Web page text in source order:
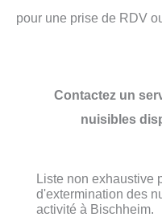
pour une prise de RDV
Contactez un
nuisibles
Liste non exhaustive
d'extermination des
activité à Bischheim.